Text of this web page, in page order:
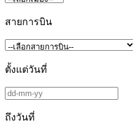
สายการบิน
ตั้งแต่วันที่
ถึงวันที่